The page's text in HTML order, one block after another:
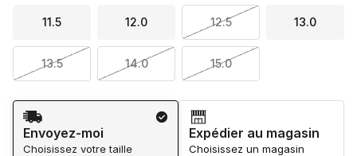
11.5 12.0 12.5 13.0
13.5 14.0 15.0
Méthode d’expédition
Envoyez-moi
Choisissez votre taille
Expédier au magasin
Choisissez un magasin